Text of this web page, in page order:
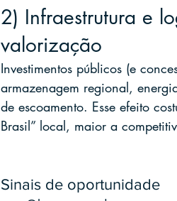
2) Infraestrutura e
valorização
Investimentos públicos (e
armazenagem regional,
de escoamento. Esse efeito
Brasil” local, maior a
Sinais de oportunidade